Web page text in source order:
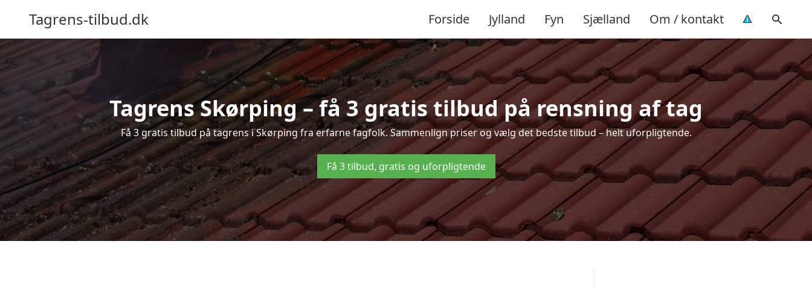
Tagrens-tilbud.dk Forside Jylland Fyn Sjælland Om / kontakt
Tagrens Skørping – få 3 gratis tilbud på rensning af tag
Få 3 gratis tilbud på tagrens i Skørping fra erfarne fagfolk. Sammenlign priser og vælg det bedste tilbud – helt uforpligtende.
Få 3 tilbud, gratis og uforpligtende